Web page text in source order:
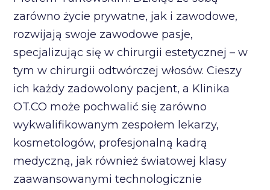
zarówno życie prywatne, jak i zawodowe,
rozwijają swoje zawodowe pasje,
specjalizując się w chirurgii estetycznej – w
tym w chirurgii odtwórczej włosów. Cieszy
ich każdy zadowolony pacjent, a Klinika
OT.CO może pochwalić się zarówno
wykwalifikowanym zespołem lekarzy,
kosmetologów, profesjonalną kadrą
medyczną, jak również światowej klasy
zaawansowanymi technologicznie